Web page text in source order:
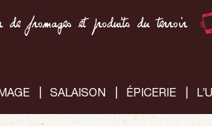
fromages et produits du terroir
SALAISON ÉPICERIE